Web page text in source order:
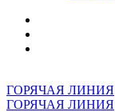
ГОРЯЧАЯ ЛИНИЯ
ГОРЯЧАЯ ЛИНИЯ